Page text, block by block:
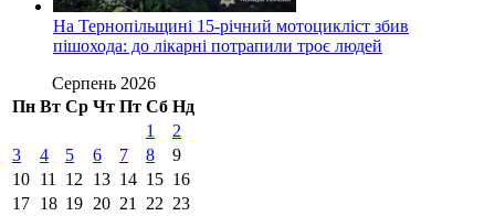
На Тернопільщині 15-річний мотоцикліст збив
пішохода: до лікарні потрапили троє людей
Серпень 2026
Пн Вт Ср Чт Пт Сб Нд
1
2
3
4 5 6 7 8
9
10 11 12 13 14 15 16
17 18 19 20 21 22 23